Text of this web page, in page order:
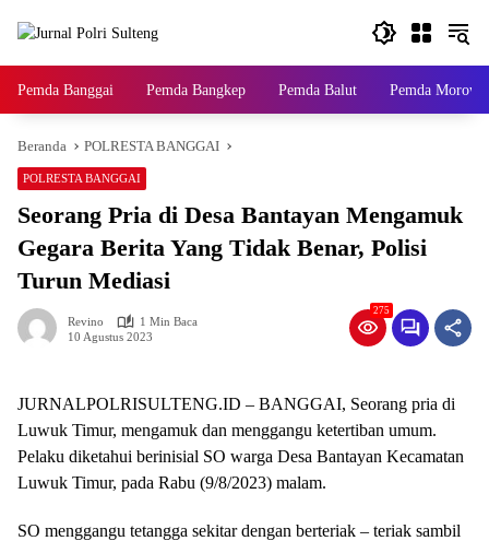
Pemda Banggai Pemda Bangkep Pemda Balut Pemda
Beranda POLRESTA BANGGAI
POLRESTA BANGGAI
Seorang Pria di Desa Bantayan Mengamuk
Gegara Berita Yang Tidak Benar, Polisi
Turun Mediasi
Revino
1 Min Baca
10 Agustus 2023
275
JURNALPOLRISULTENG.ID – BANGGAI, Seorang pria di
Luwuk Timur, mengamuk dan menggangu ketertiban umum.
Pelaku diketahui berinisial SO warga Desa Bantayan Kecamatan
Luwuk Timur, pada Rabu (9/8/2023) malam.
SO menggangu tetangga sekitar dengan berteriak – teriak sambil